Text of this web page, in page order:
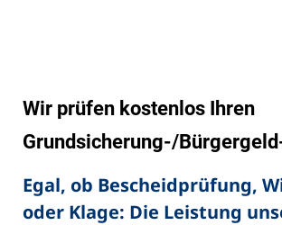
Wir prüfen kostenlos Ihren
Grundsicherung-/
Egal, ob Bescheidprüfung,
oder Klage: Die Leistung